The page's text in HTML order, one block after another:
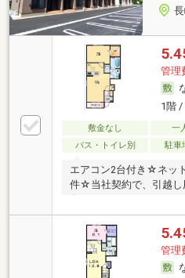
管理
1階 /
敷金なし 一
バス・トイレ別
駐車
エアコン2台付き☆ネッ
件☆当社契約で、引越し
管理